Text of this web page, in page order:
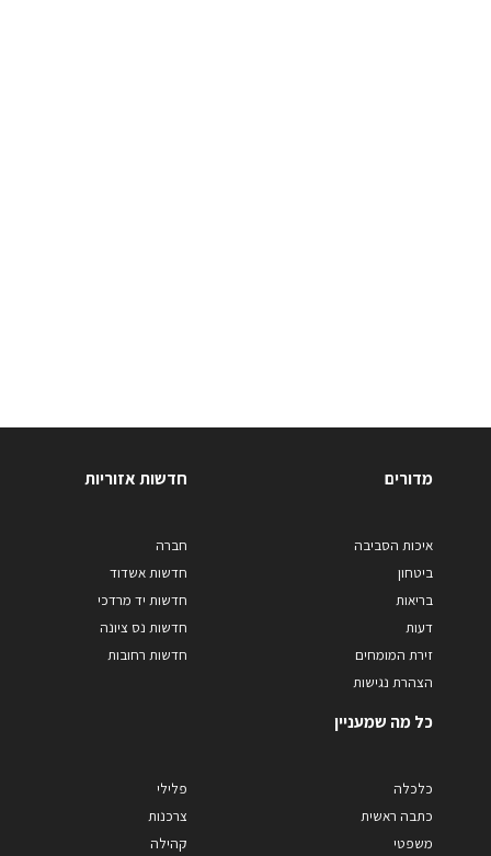
מדורים
איכות הסביבה
ביטחון
בריאות
דעות
זירת המומחים
הצהרת נגישות
חדשות אזוריות
חברה
חדשות אשדוד
חדשות יד מרדכי
חדשות נס ציונה
חדשות רחובות
כל מה שמעניין
כלכלה
כתבה ראשית
משפטי
פלילי
צרכנות
קהילה